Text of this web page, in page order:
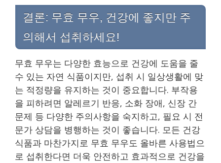
결론: 무효 무우, 건강에 좋지만 주
의해서 섭취하세요!
무효 무우는 다양한 효능으로 건강에 도움을 줄
수 있는 자연 식품이지만, 섭취 시 일상생활에 맞
는 적정량을 유지하는 것이 중요합니다. 부작용
을 피하려면 알레르기 반응, 소화 장애, 신장 간
문제 등 다양한 주의사항을 숙지하고, 필요 시 전
문가 상담을 병행하는 것이 좋습니다. 모든 건강
식품과 마찬가지로 무효 무우도 올바른 사용법으
로 섭취한다면 더욱 안전하고 효과적으로 건강을